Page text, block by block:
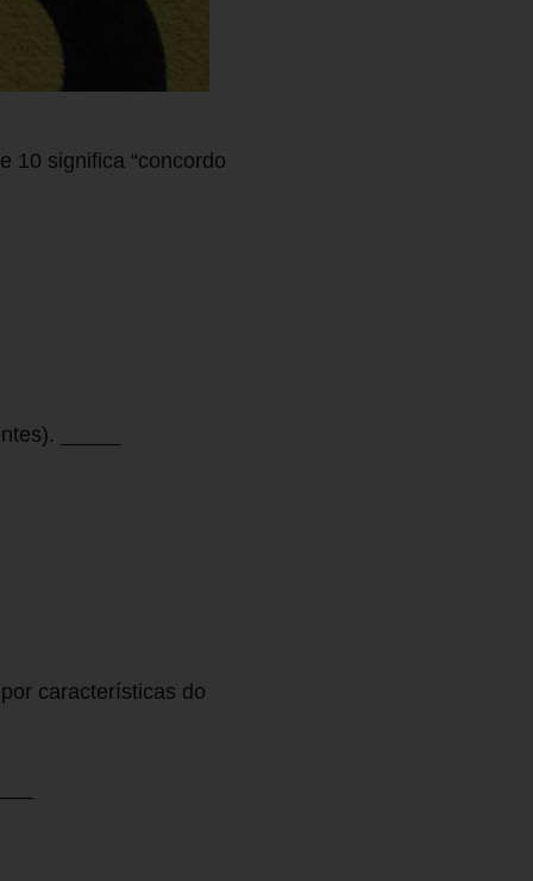
10 significa “concordo
_____
características do